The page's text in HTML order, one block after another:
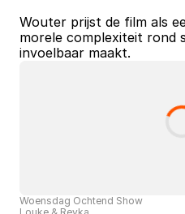
Wouter prijst de film als
morele complexiteit rond
invoelbaar maakt.
Woensdag Ochtend Show